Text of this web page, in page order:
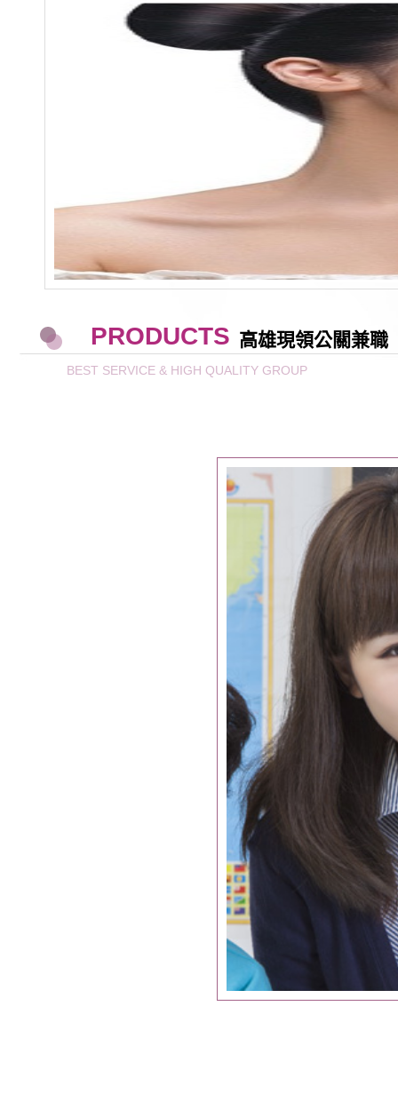
PRODUCTS 高雄現領公關兼職
BEST SERVICE & HIGH QUALITY GROUP